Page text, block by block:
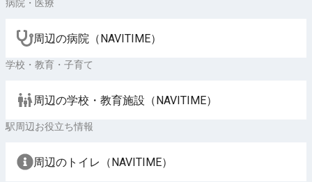
病院・医療
周辺の病院（NAVITIME）
学校・教育・子育て
周辺の学校・教育施設（NAVITIME）
駅周辺お役立ち情報
周辺のトイレ（NAVITIME）